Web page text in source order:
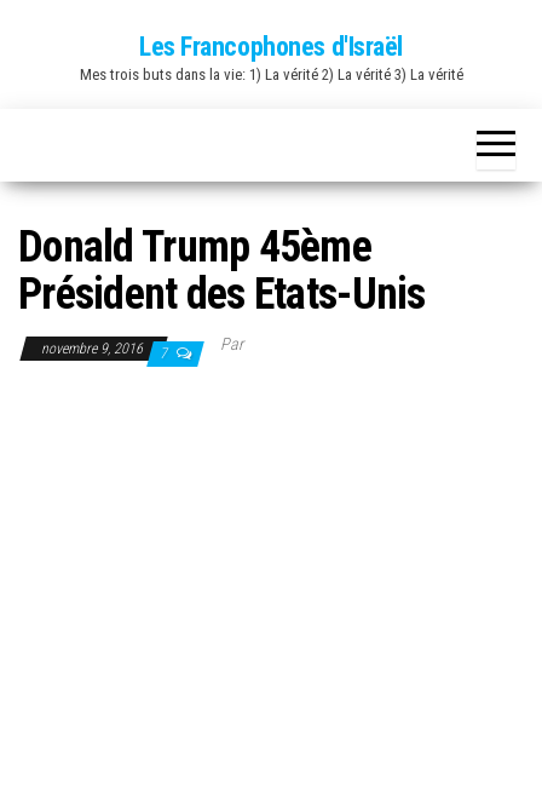
Les Francophones d'Israël
Mes trois buts dans la vie: 1) La vérité 2) La vérité 3) La vérité
Donald Trump 45ème
Président des Etats-Unis
novembre 9, 2016 7 Par